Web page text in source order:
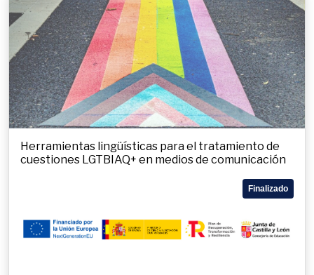
Herramientas lingüísticas para el tratamiento de
cuestiones LGTBIAQ+ en medios de comunicación
Finalizado